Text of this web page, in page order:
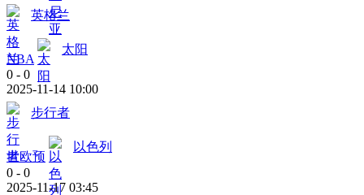
英格兰
NBA
太阳
0 - 0
2025-11-14 10:00
步行者
世欧预
以色列
0 - 0
2025-11-17 03:45